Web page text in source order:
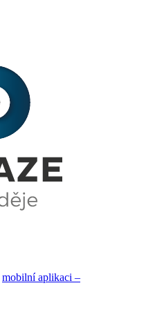
mobilní aplikaci –